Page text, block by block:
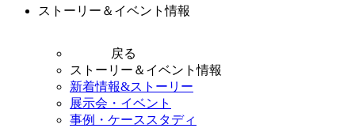
ストーリー＆イベント情報
戻る
ストーリー＆イベント情報
新着情報&ストーリー
展示会・イベント
事例・ケーススタディ